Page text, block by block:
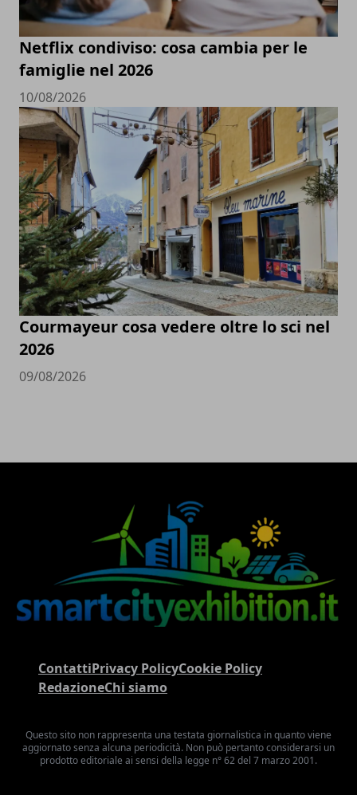
Netflix condiviso: cosa cambia per le
famiglie nel 2026
10/08/2026
Courmayeur cosa vedere oltre lo sci nel
2026
09/08/2026
ContattiPrivacy PolicyCookie Policy
RedazioneChi siamo
Questo sito non rappresenta una testata giornalistica in quanto viene
aggiornato senza alcuna periodicità. Non può pertanto considerarsi un
prodotto editoriale ai sensi della legge n° 62 del 7 marzo 2001.